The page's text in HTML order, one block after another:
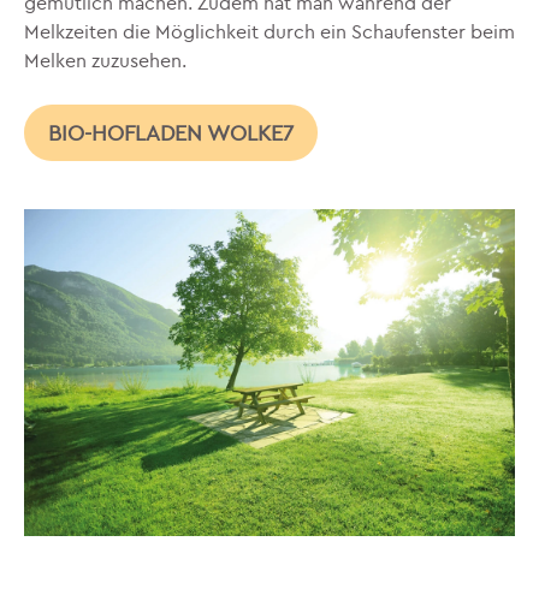
Melkzeiten die Möglichkeit durch ein Schaufenster beim
Melken zuzusehen.
BIO-HOFLADEN WOLKE7